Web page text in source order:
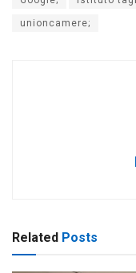
unioncamere;
Related Posts